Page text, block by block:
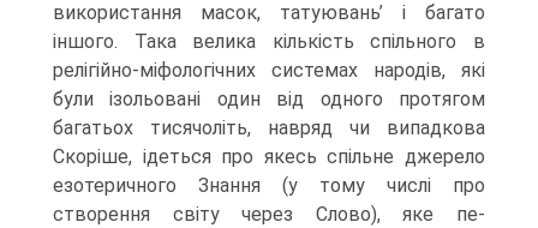
використання масок, татую­вань’ і багато
іншого. Така велика кількість спільного в
релігійно-міфологіч­них системах народів, які
були ізольовані один від одного протягом
багатьох тисячоліть, навряд чи випадкова
Скоріше, ідеться про якесь спільне джерело
езотеричного Знання (у тому числі про
створення світу через Слово), яке пе­